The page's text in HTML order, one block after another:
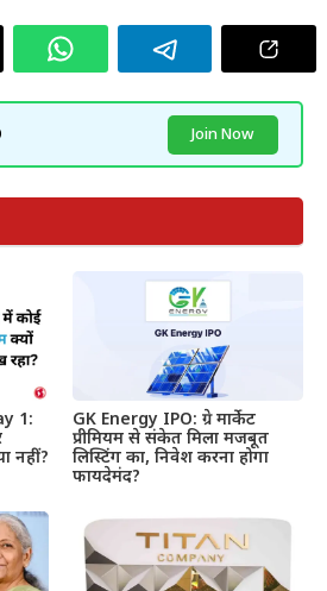
Join Now
1:
नहीं?
GK Energy IPO: ग्रे मार्केट
प्रीमियम से संकेत मिला मजबूत
लिस्टिंग का, निवेश करना होगा
फायदेमंद?